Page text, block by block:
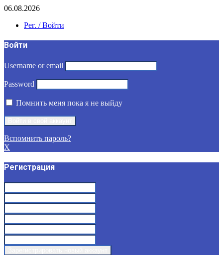
06.08.2026
Рег. / Войти
Войти
Username or email
Password
Помнить меня пока я не выйду
Вспомнить пароль?
X
Регистрация